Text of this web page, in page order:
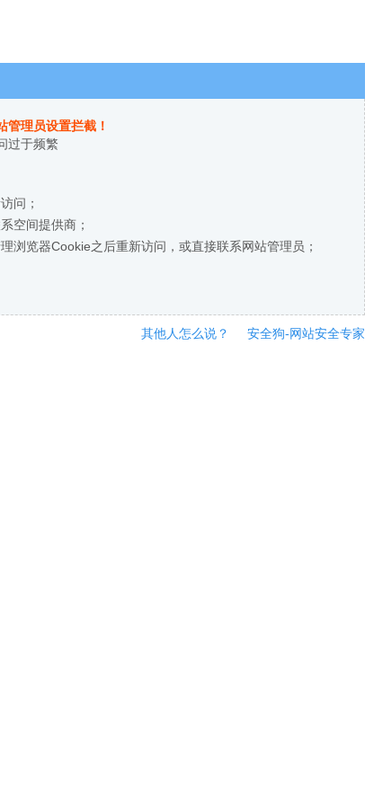
管理员设置拦截！
过于频繁
问；
空间提供商；
浏览器Cookie之后重新访问，或直接联系网站管理员；
其他人怎么说？ 安全狗-网站安全专家